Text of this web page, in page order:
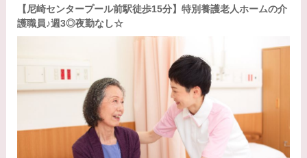
【尼崎センタープール前駅徒歩15分】特別養護老人ホームの介
護職員♪週3◎夜勤なし☆